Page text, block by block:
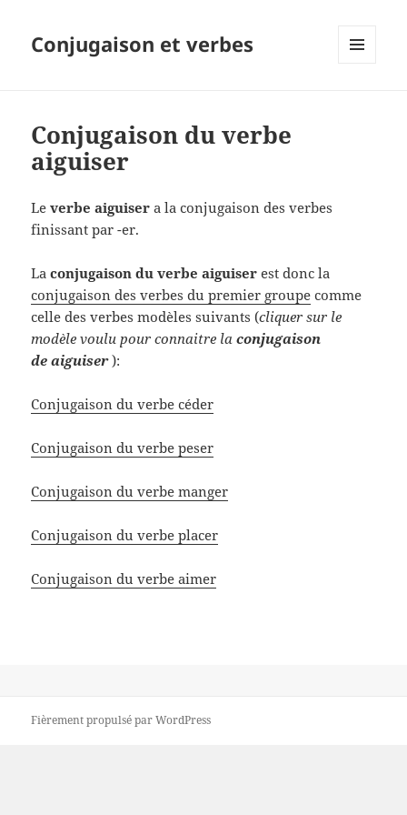
Conjugaison et verbes
Conjugaison du verbe
aiguiser
Leverbe aiguiser a la conjugaison des verbes
finissant par -er.
Laconjugaison du verbe aiguiser est donc la
conjugaison des verbes du premier groupe comme
celle des verbes modèles suivants (cliquer sur le
modèle voulu pour connaitre laconjugaison
de aiguiser):
Conjugaison du verbe céder
Conjugaison du verbe peser
Conjugaison du verbe manger
Conjugaison du verbe placer
Conjugaison du verbe aimer
Fièrement propulsé par WordPress